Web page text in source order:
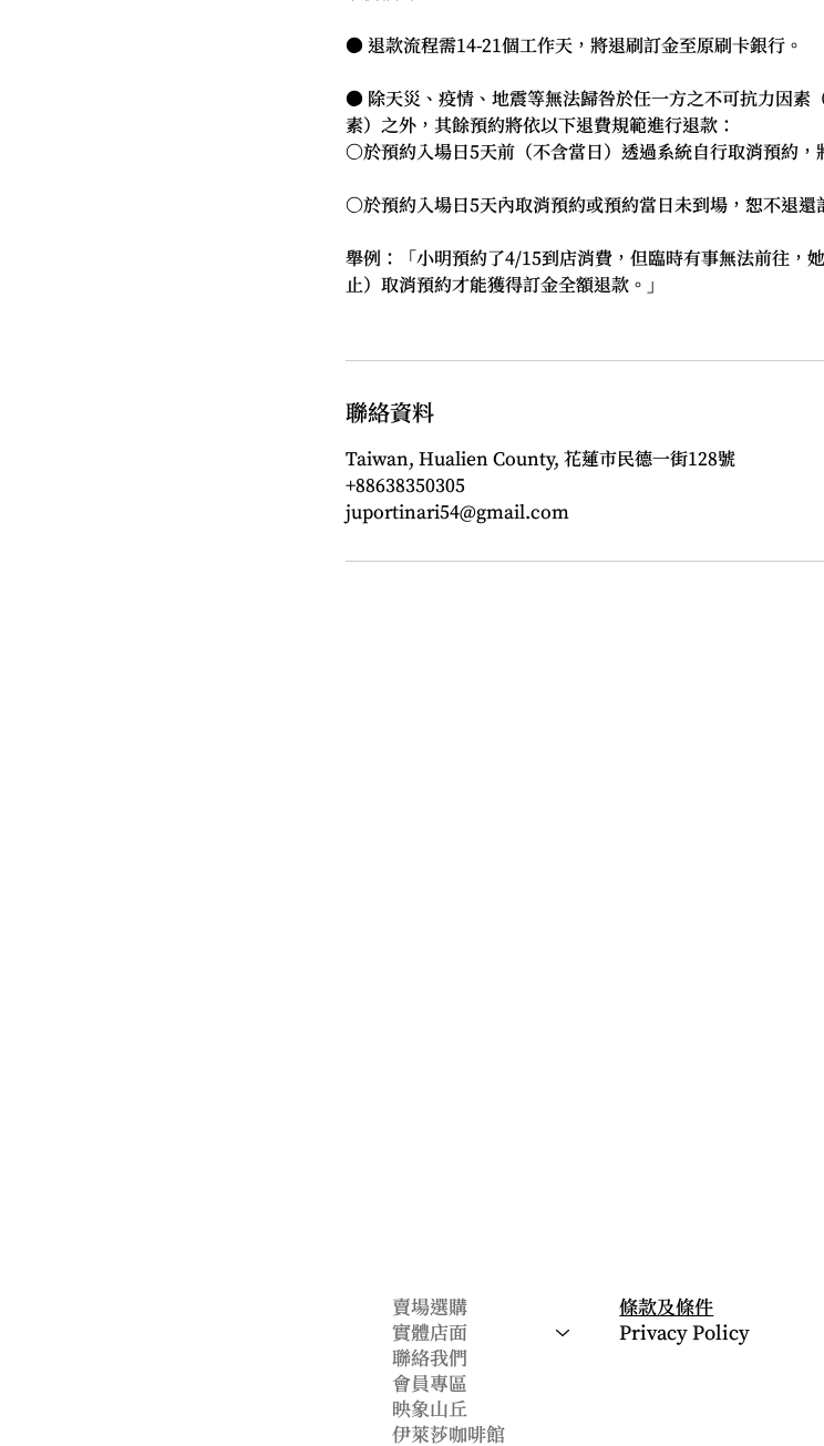
● 退款流程需14-21個工作天，將退刷訂金至原刷卡銀行。
● 除天災、疫情、地震等無法歸咎於任一方之不可抗力因素
素）之外，其餘預約將依以下退費規範進行退款：
○於預約入場日5天前（不含當日）透過系統自行取消預約，
○於預約入場日5天內取消預約或預約當日未到場，恕不退還
舉例：「小明預約了4/15到店消費，但臨時有事無法前往，
止）取消預約才能獲得訂金全額退款。」
聯絡資料
Taiwan, Hualien County, 花蓮市民德一街128號
+88638350305
juportinari54@gmail.com
賣場選購
實體店面
聯絡我們
會員專區
映象山丘
伊萊莎咖啡館
條款及條件
Privacy Policy